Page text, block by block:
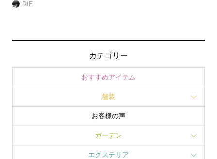
RIE
カテゴリー
おすすめアイテム
舗装
お客様の声
ガーデン
エクステリア